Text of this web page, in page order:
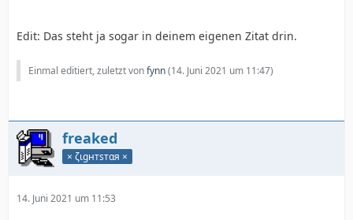
Edit: Das steht ja sogar in deinem eigenen Zitat drin.
Einmal editiert, zuletzt vonfynn(14. Juni 2021 um 11:47)
freaked
× ζιgнтѕтαя ×
14. Juni 2021 um 11:53